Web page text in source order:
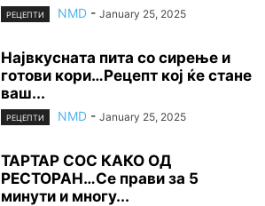
РЕЦЕПТИ NMD - January 25, 2025
Највкусната пита со сирење и
готови кори…Рецепт кој ќе стане
ваш...
РЕЦЕПТИ NMD - January 25, 2025
ТАРТАР СОС КАКО ОД
РЕСТОРАН…Се прави за 5
минути и многу...